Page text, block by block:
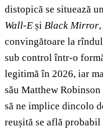
distopică se situează
Wall-E și Black Mirror
convingătoare la
sub control într-o
legitimă în 2026, iar
sǎu Matthew
să ne implice dincolo
reușită se află